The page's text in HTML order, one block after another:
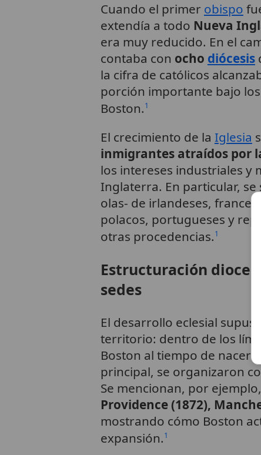
Cuando el primer obispo
extendía a todo Nueva
era muy reducido. En el
contaba con ocho diócesis
la cifra de católicos
porción importante bajo
Boston.1
El crecimiento de la Iglesia
inmigrantes atraídos por
los intereses industriales y
Inglaterra. En particular,
olas- de irlandeses,
polacos, portugueses y
otras procedencias.1
Estructuración
sedes
El desarrollo eclesial
territorio: dentro de los
Boston al tiempo de nacer
principal, se organizaron
Se mencionan, por
Providence (1872),
mostrando cómo Boston
expansión.1